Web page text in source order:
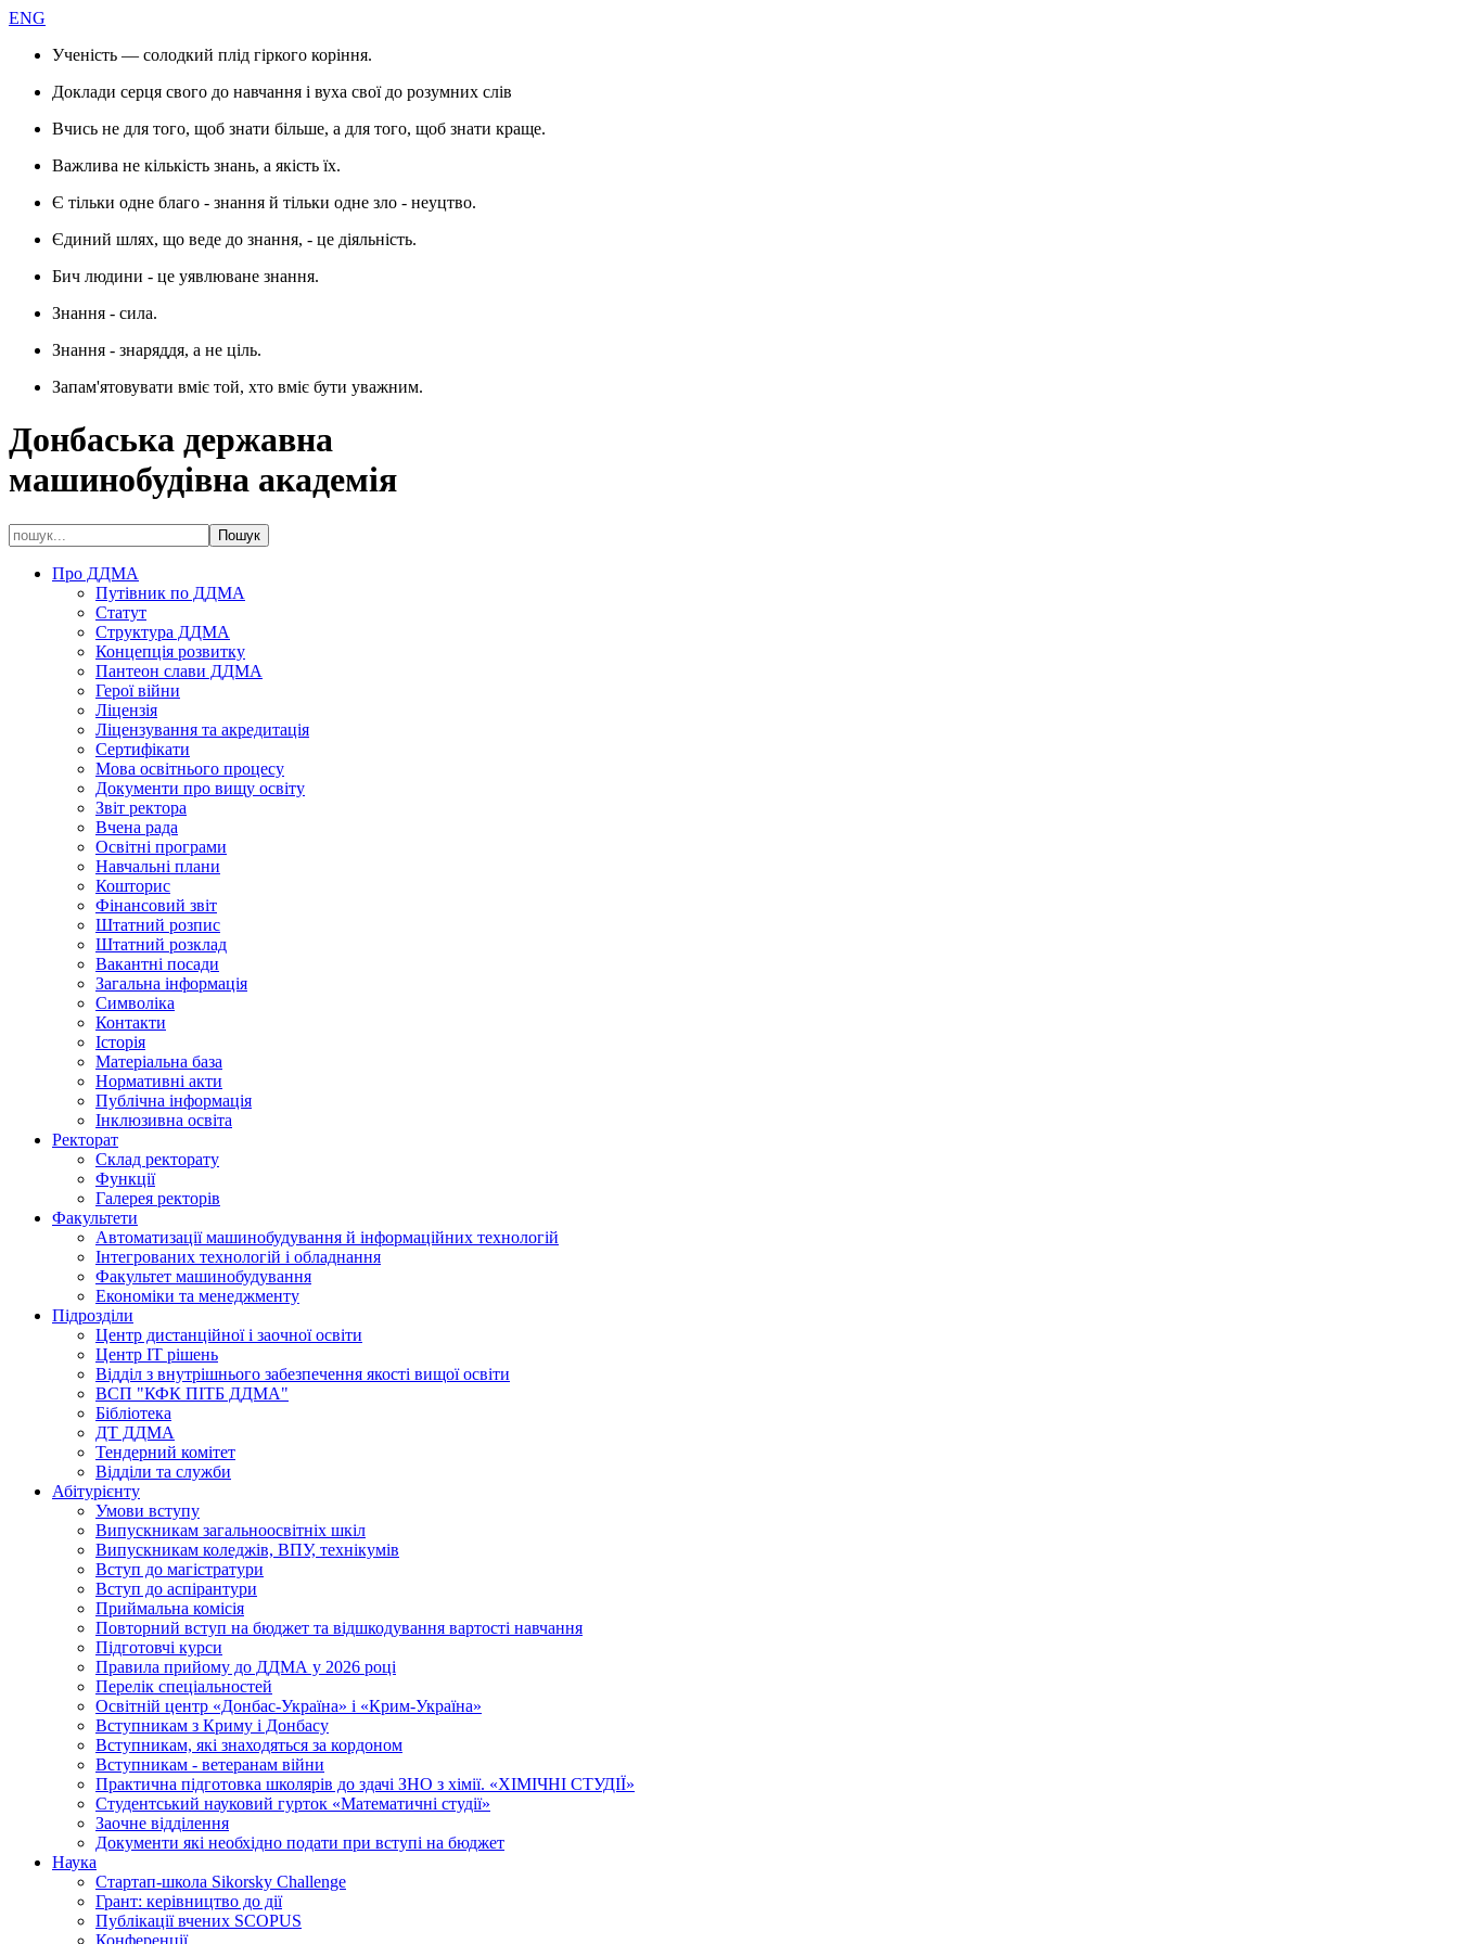
ENG
Ученість — солодкий плід гіркого коріння.
Доклади серця свого до навчання і вуха свої до розумних слів
Вчись не для того, щоб знати більше, а для того, щоб знати краще.
Важлива не кількість знань, а якість їх.
Є тільки одне благо - знання й тільки одне зло - неуцтво.
Єдиний шлях, що веде до знання, - це діяльність.
Бич людини - це уявлюване знання.
Знання - сила.
Знання - знаряддя, а не ціль.
Запам'ятовувати вміє той, хто вміє бути уважним.
Донбаська державна
машинобудівна академія
Про ДДМА
Путівник по ДДМА
Статут
Структура ДДМА
Концепція розвитку
Пантеон слави ДДМА
Герої війни
Ліцензія
Ліцензування та акредитація
Сертифікати
Мова освітнього процесу
Документи про вищу освіту
Звіт ректора
Вчена рада
Освітні програми
Навчальні плани
Кошторис
Фінансовий звіт
Штатний розпис
Штатний розклад
Вакантні посади
Загальна інформація
Символіка
Контакти
Історія
Матеріальна база
Нормативні акти
Публічна інформація
Інклюзивна освіта
Ректорат
Склад ректорату
Функції
Галерея ректорів
Факультети
Автоматизації машинобудування й інформаційних технологій
Інтегрованих технологій і обладнання
Факультет машинобудування
Економіки та менеджменту
Підрозділи
Центр дистанційної і заочної освіти
Центр ІТ рішень
Відділ з внутрішнього забезпечення якості вищої освіти
ВСП "КФК ПІТБ ДДМА"
Бібліотека
ДТ ДДМА
Тендерний комітет
Відділи та служби
Абітурієнту
Умови вступу
Випускникам загальноосвітніх шкіл
Випускникам коледжів, ВПУ, технікумів
Вступ до магістратури
Вступ до аспірантури
Приймальна комісія
Повторний вступ на бюджет та відшкодування вартості навчання
Підготовчі курси
Правила прийому до ДДМА у 2026 році
Перелік спеціальностей
Освітній центр «Донбас-Україна» і «Крим-Україна»
Вступникам з Криму і Донбасу
Вступникам, які знаходяться за кордоном
Вступникам - ветеранам війни
Практична підготовка школярів до здачі ЗНО з хімії. «ХІМІЧНІ СТУДІЇ»
Студентський науковий гурток «Математичні студії»
Заочне відділення
Документи які необхідно подати при вступі на бюджет
Наука
Стартап-школа Sikorsky Challenge
Грант: керівництво до дії
Публікації вчених SCOPUS
Конференції